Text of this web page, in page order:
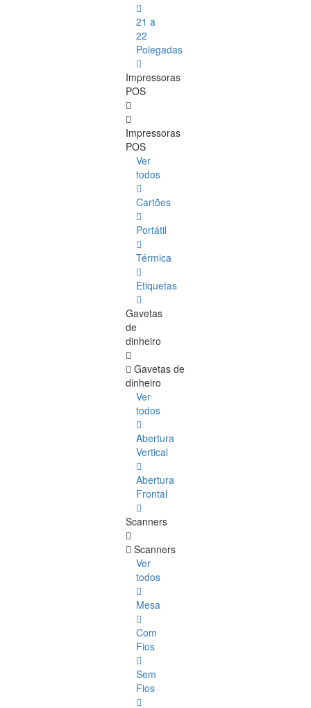
21 a
22
Polegadas
Impressoras
POS
Impressoras
POS
Ver
todos
Cartões
Portátil
Térmica
Etiquetas
Gavetas
de
dinheiro
Gavetas de
dinheiro
Ver
todos
Abertura
Vertical
Abertura
Frontal
Scanners
Scanners
Ver
todos
Mesa
Com
Fios
Sem
Fios